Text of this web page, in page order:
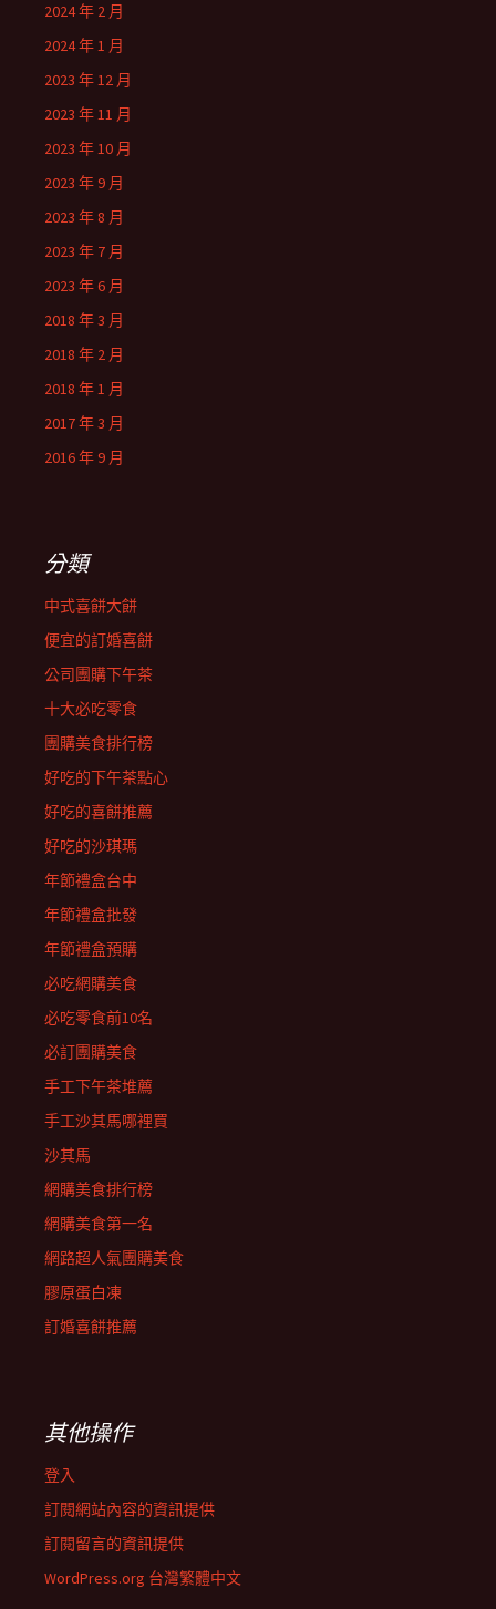
2024 年 2 月
2024 年 1 月
2023 年 12 月
2023 年 11 月
2023 年 10 月
2023 年 9 月
2023 年 8 月
2023 年 7 月
2023 年 6 月
2018 年 3 月
2018 年 2 月
2018 年 1 月
2017 年 3 月
2016 年 9 月
分類
中式喜餅大餅
便宜的訂婚喜餅
公司團購下午茶
十大必吃零食
團購美食排行榜
好吃的下午茶點心
好吃的喜餅推薦
好吃的沙琪瑪
年節禮盒台中
年節禮盒批發
年節禮盒預購
必吃網購美食
必吃零食前10名
必訂團購美食
手工下午茶堆薦
手工沙其馬哪裡買
沙其馬
網購美食排行榜
網購美食第一名
網路超人氣團購美食
膠原蛋白凍
訂婚喜餅推薦
其他操作
登入
訂閱網站內容的資訊提供
訂閱留言的資訊提供
WordPress.org 台灣繁體中文